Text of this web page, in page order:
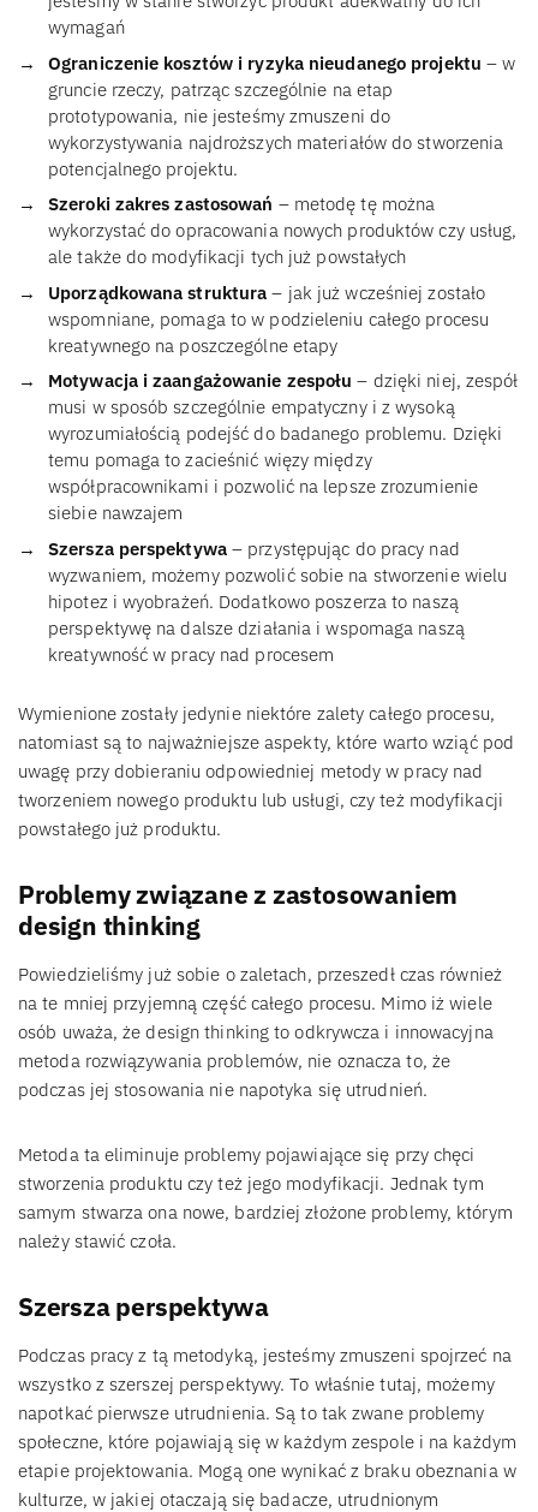
wymagań
Ograniczenie kosztów i ryzyka nieudanego projektu – w
gruncie rzeczy, patrząc szczególnie na etap
prototypowania, nie jesteśmy zmuszeni do
wykorzystywania najdroższych materiałów do stworzenia
potencjalnego projektu.
Szeroki zakres zastosowań – metodę tę można
wykorzystać do opracowania nowych produktów czy usług,
ale także do modyfikacji tych już powstałych
Uporządkowana struktura – jak już wcześniej zostało
wspomniane, pomaga to w podzieleniu całego procesu
kreatywnego na poszczególne etapy
Motywacja i zaangażowanie zespołu – dzięki niej, zespół
musi w sposób szczególnie empatyczny i z wysoką
wyrozumiałością podejść do badanego problemu. Dzięki
temu pomaga to zacieśnić więzy między
współpracownikami i pozwolić na lepsze zrozumienie
siebie nawzajem
Szersza perspektywa– przystępując do pracy nad
wyzwaniem, możemy pozwolić sobie na stworzenie wielu
hipotez i wyobrażeń. Dodatkowo poszerza to naszą
perspektywę na dalsze działania i wspomaga naszą
kreatywność w pracy nad procesem
Wymienione zostały jedynie niektóre zalety całego procesu,
natomiast są to najważniejsze aspekty, które warto wziąć pod
uwagę przy dobieraniu odpowiedniej metody w pracy nad
tworzeniem nowego produktu lub usługi, czy też modyfikacji
powstałego już produktu.
Problemy związane z zastosowaniem
design thinking
Powiedzieliśmy już sobie o zaletach, przeszedł czas również
na te mniej przyjemną część całego procesu. Mimo iż wiele
osób uważa, że design thinking to odkrywcza i innowacyjna
metoda rozwiązywania problemów, nie oznacza to, że
podczas jej stosowania nie napotyka się utrudnień.
Metoda ta eliminuje problemy pojawiające się przy chęci
stworzenia produktu czy też jego modyfikacji. Jednak tym
samym stwarza ona nowe, bardziej złożone problemy, którym
należy stawić czoła.
Szersza perspektywa
Podczas pracy z tą metodyką, jesteśmy zmuszeni spojrzeć na
wszystko z szerszej perspektywy. To właśnie tutaj, możemy
napotkać pierwsze utrudnienia. Są to tak zwane problemy
społeczne, które pojawiają się w każdym zespole i na każdym
etapie projektowania. Mogą one wynikać z braku obeznania w
kulturze, w jakiej otaczają się badacze, utrudnionym